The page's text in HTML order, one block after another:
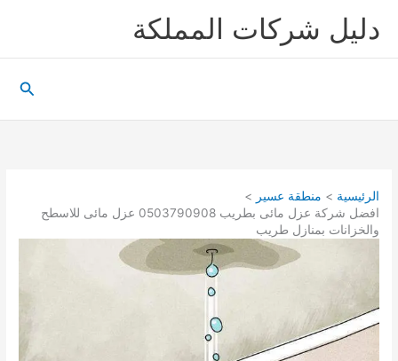
دليل شركات المملكة
الرئيسية
منطقة عسير
افضل شركة عزل مائى بطريب 0503790908 عزل مائى للاسطح
والخزانات بمنازل طريب